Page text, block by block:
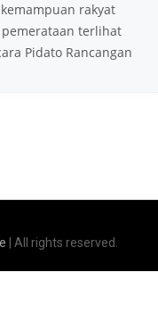
rakyat
terlihat
Pidato Rancangan
| All rights reserved.